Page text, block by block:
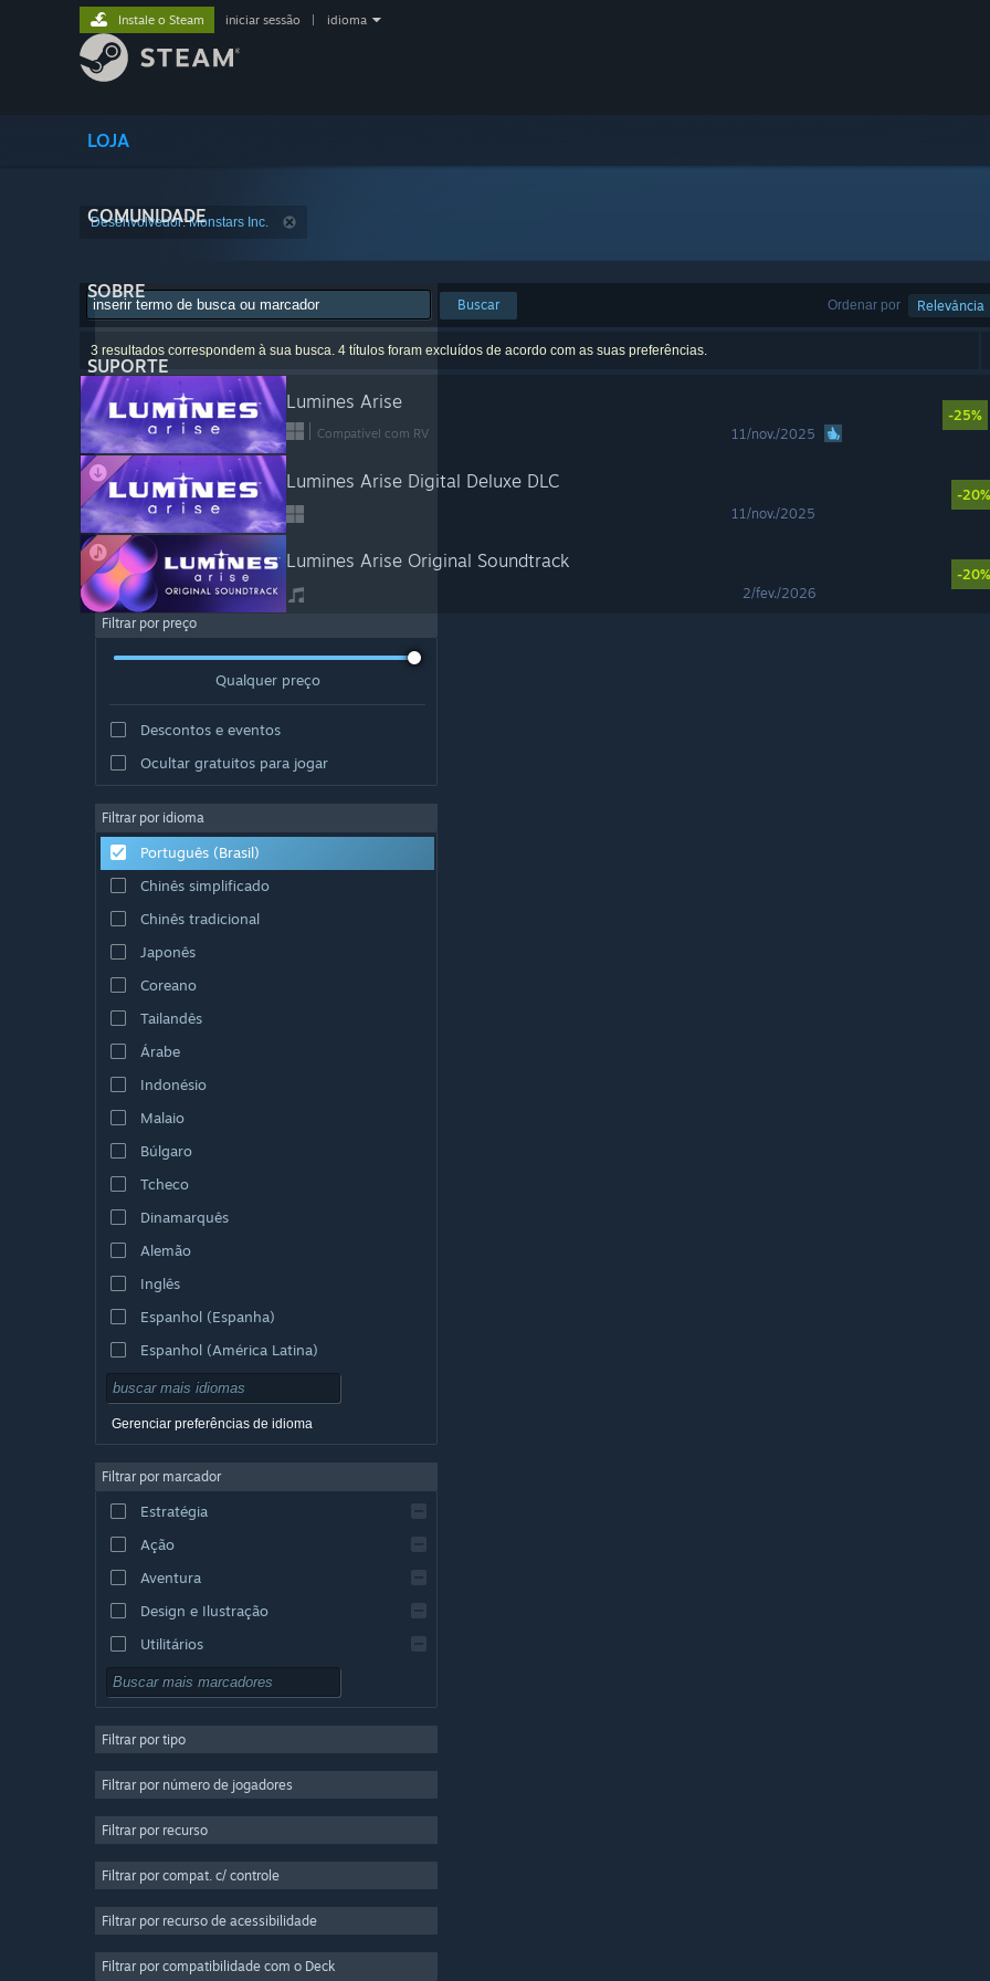
LOJA
COMUNIDADE
SOBRE
SUPORTE
Instale o Steam iniciar sessão idioma
Desenvolvedor: Monstars Inc.
Ordenar por Relevância
Buscar
3 resultados correspondem à sua busca. 4 títulos foram excluídos de acordo com as suas preferências.
Lumines Arise
Compatível com RV 11/nov./2025
-25%
Lumines Arise Digital Deluxe DLC
11/nov./2025
-20%
Lumines Arise Original Soundtrack
2/fev./2026
-20%
Filtrar por preço
Qualquer preço
Descontos e eventos
Ocultar gratuitos para jogar
Filtrar por idioma
Português (Brasil)
Chinês simplificado
Chinês tradicional
Japonês
Coreano
Tailandês
Árabe
Indonésio
Malaio
Búlgaro
Tcheco
Dinamarquês
Alemão
Inglês
Espanhol (Espanha)
Espanhol (América Latina)
Gerenciar preferências de idioma
Filtrar por marcador
Estratégia
Ação
Aventura
Design e Ilustração
Utilitários
Gratuito para Jogar
Multijogador Massivo
Casual
Simulação
Produção de Vídeo
Filtrar por tipo
Filtrar por número de jogadores
Filtrar por recurso
Filtrar por compat. c/ controle
Filtrar por recurso de acessibilidade
Filtrar por compatibilidade com o Deck